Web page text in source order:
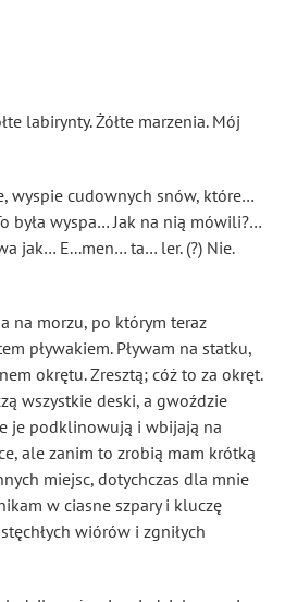
labirynty. Żółte marzenia. Mój
wyspie cudownych snów, które…
była wyspa… Jak na nią mówili?…
jak… E...men… ta… ler. (?) Nie.
na morzu, po którym teraz
pływakiem. Pływam na statku,
okrętu. Zresztą; cóż to za okręt.
wszystkie deski, a gwoździe
je podklinowują i wbijają na
ale zanim to zrobią mam krótką
miejsc, dotychczas dla mnie
w ciasne szpary i kluczę
wiórów i zgniłych